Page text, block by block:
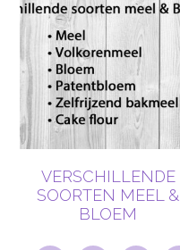
VERSCHILLENDE
SOORTEN MEEL &
BLOEM